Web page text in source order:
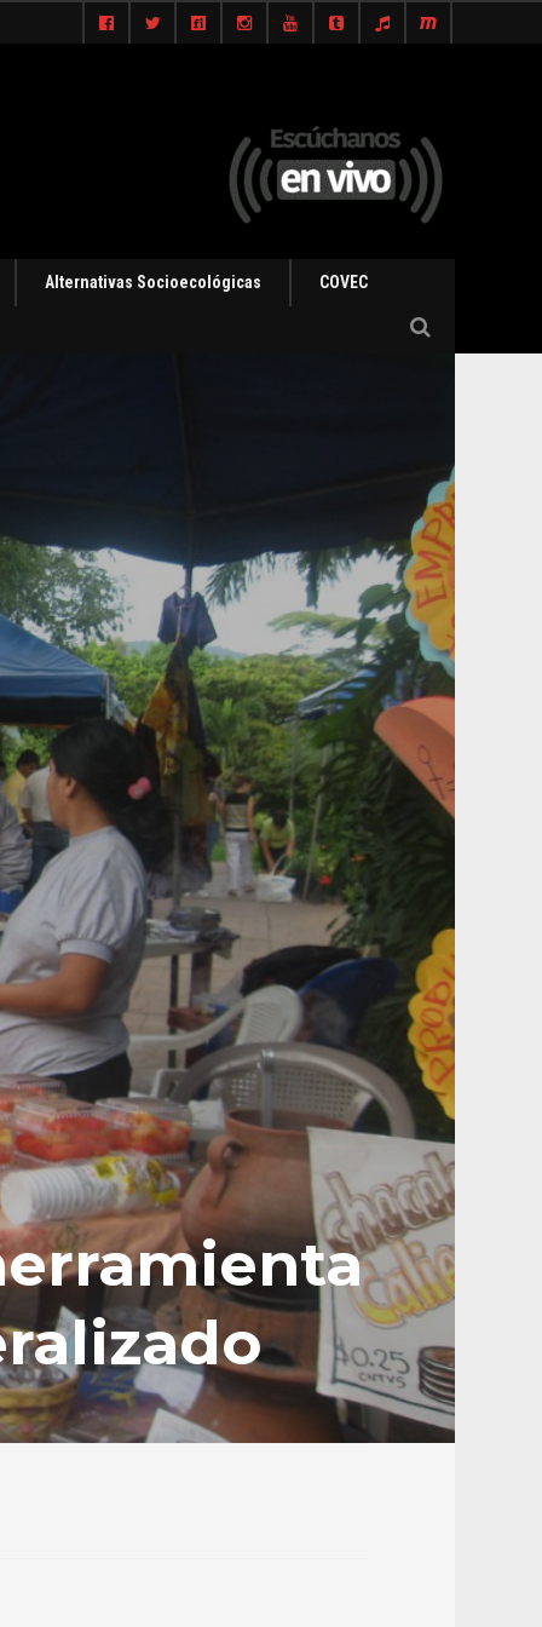
Alternativas Socioecológicas COVEC